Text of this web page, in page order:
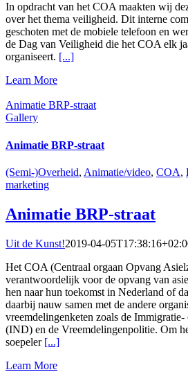
In opdracht van het COA maakten wij
over het thema veiligheid. Dit interne
geschoten met de mobiele telefoon en
de Dag van Veiligheid die het COA elk
organiseert. [...]
Learn More
Animatie BRP-straat
Gallery
Animatie BRP-straat
(Semi-)Overheid, Animatie/video, COA,
marketing
Animatie BRP-straat
Uit de Kunst!2019-04-
Het COA (Centraal orgaan Opvang
verantwoordelijk voor de opvang van
hen naar hun toekomst in Nederland of
daarbij nauw samen met de andere
vreemdelingenketen zoals de
(IND) en de Vreemdelingenpolitie. Om
soepeler [...]
Learn More